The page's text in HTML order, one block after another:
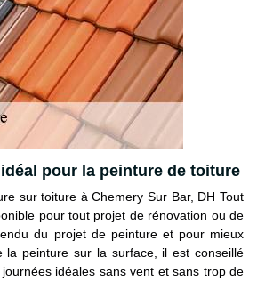
pour la peinture de toiture
sur toiture à Chemery Sur Bar, DH Tout
pour tout projet de rénovation ou de
du projet de peinture et pour mieux
la peinture sur la surface, il est conseillé
idéales sans vent et sans trop de